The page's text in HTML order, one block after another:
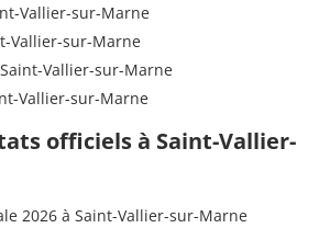
Vallier-sur-Marne
Vallier-sur-Marne
Vallier-sur-Marne
Vallier-sur-Marne
officiels à Saint-Vallier-
2026 à Saint-Vallier-sur-Marne